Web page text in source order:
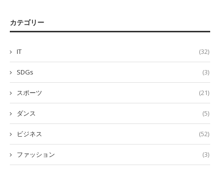
カテゴリー
IT (32)
SDGs (3)
スポーツ (21)
ダンス (5)
ビジネス (52)
ファッション (3)